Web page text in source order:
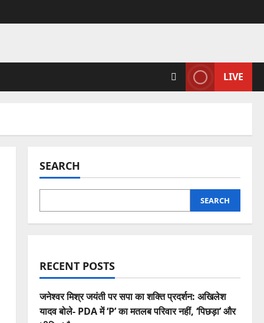
LIVE
SEARCH
SEARCH
RECENT POSTS
जनेश्वर मिश्र जयंती पर सपा का शक्ति प्रदर्शन: अखिलेश
यादव बोले- PDA में ‘P’ का मतलब परिवार नहीं, ‘पिछड़ा’ और